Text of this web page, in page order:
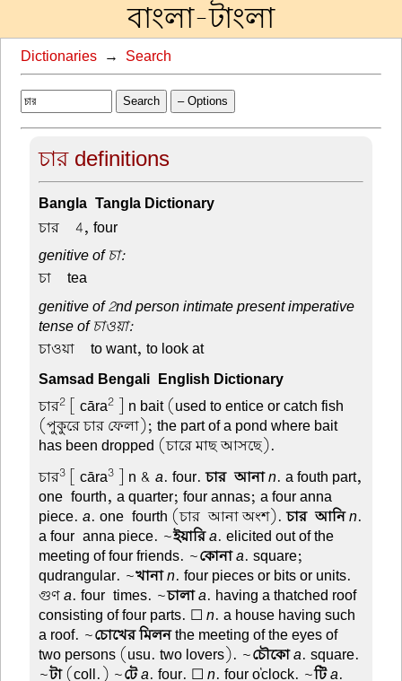
বাংলা-টাংলা
Dictionaries → Search
Search – Options
চার definitions
Bangla-Tangla Dictionary
চার –4, four
genitive of চা:
চা –tea
genitive of 2nd person intimate present imperative
tense of চাওয়া:
চাওয়া –to want, to look at
Samsad Bengali-English Dictionary
চার2 [ cāra2
] n bait (used to entice or catch fish
(পুকুরে চার ফেলা); the part of a pond where bait
has been dropped (চারে মাছ আসছে).
চার3 [ cāra3 ] n &a. four.চার-আনাn. a fouth part,
one-fourth, a quarter; four annas; a four anna
piece.a. one-fourth (চার-আনা অংশ).চার-আনিn.
a four-anna piece. ~ইয়ারিa. elicited out of the
meeting of four friends. ~কোনাa. square;
qudrangular. ~খানাn. four pieces or bits or units.
গুণa. four-times. ~চালাa. having a thatched roof
consisting of four parts. ☐n. a house having such
a roof. ~চোখের মিলনthe meeting of the eyes of
two persons (usu. two lovers). ~চৌকোa. square.
~টা(coll.) ~টেa. four. ☐n. four o'clock. ~টিa.